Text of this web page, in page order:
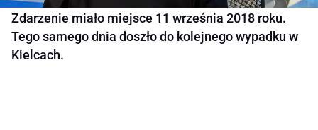
Zdarzenie miało miejsce 11 września 2018 roku.
Tego samego dnia doszło do kolejnego wypadku w
Kielcach.